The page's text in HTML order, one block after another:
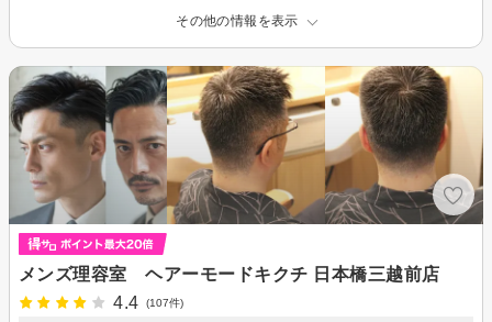
その他の情報を表示
メンズ理容室 ヘアーモードキクチ 日本橋三越前店
4.4
(107件)